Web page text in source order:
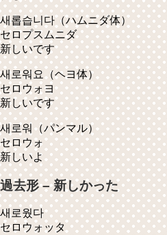
새롭습니다（ハムニダ体）
セロプスムニダ
新しいです
새로워요 （ヘヨ体）
セロウォヨ
新しいです
새로워（パンマル）
セロウォ
新しいよ
過去形 – 新しかった
새로웠다
セロウォッタ